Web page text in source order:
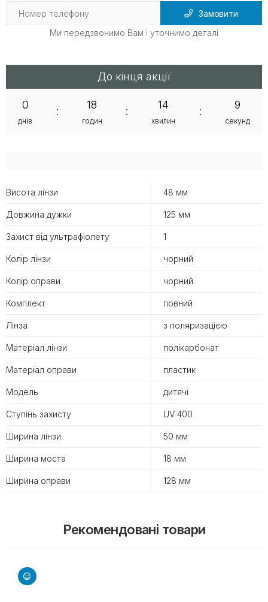
Висота лінзи 48 мм
Довжина дужки 125 мм
Захист від ультрафіолету 1
Колір лінзи чорний
Колір оправи чорний
Комплект повний
Лінза з поляризацією
Матеріал лінзи полікарбонат
Матеріал оправи пластик
Модель дитячі
Ступінь захисту UV 400
Ширина лінзи 50 мм
Ширина моста 18 мм
Ширина оправи 128 мм
Замовити
Ми передзвонимо Вам і уточнимо деталі
До кінця акції
0
днів
:
18
годин
:
14
хвилин
:
8
секунд
Рекомендовані товари